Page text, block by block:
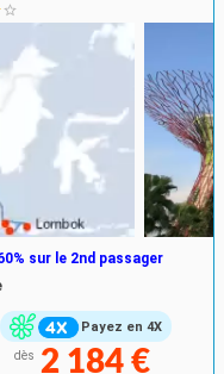
Compagnies
Payez en 4X
sur le 2nd passager
dès 2 184 €